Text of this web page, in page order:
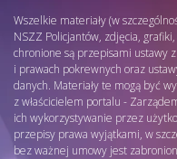
Wszelkie materiały (w
NSZZ Policjantów, zdjęcia,
chronione są przepisami ustawy
i prawach pokrewnych oraz
danych. Materiały te mogą być
z właścicielem portalu -
ich wykorzystywanie przez
przepisy prawa wyjątkami, w
bez ważnej umowy jest